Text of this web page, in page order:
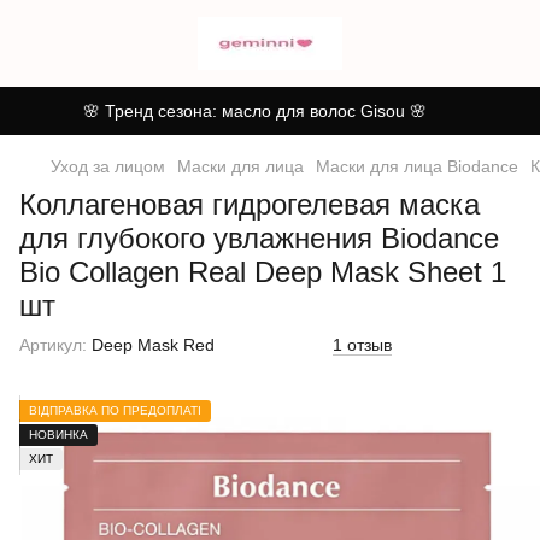
🌸 Тренд сезона: масло для волос Gisou 🌸
Уход за лицом Маски для лица Маски для лица Biodance
Коллагеновая гидрогелевая маска
для глубокого увлажнения Biodance
Bio Collagen Real Deep Mask Sheet 1
шт
Артикул: Deep Mask Red 1 отзыв
ВІДПРАВКА ПО ПРЕДОПЛАТІ
НОВИНКА
ХИТ